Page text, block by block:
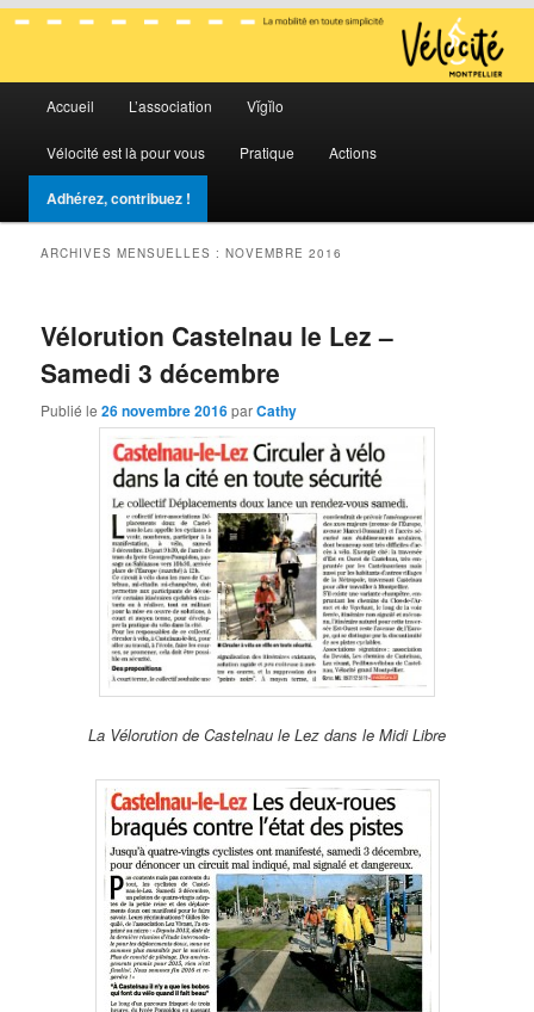
Vélocité Grand Montpellier
La mobilité en toute simplicité
Aller
au
contenu
principal
Aller
au
contenu
secondaire
Accueil L’association Vĭgĭlo
Vélocité est là pour vous Pratique Actions
Adhérez, contribuez !
ARCHIVES MENSUELLES :NOVEMBRE 2016
Vélorution Castelnau le Lez –
Samedi 3 décembre
Publié le26 novembre 2016parCathy
La Vélorution de Castelnau le Lez dans le Midi Libre